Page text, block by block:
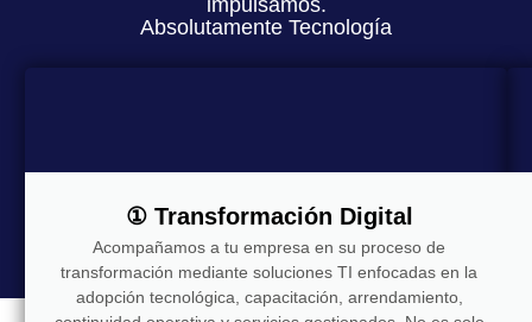
Absolutamente Tecnología
① Transformación Digital
Acompañamos a tu empresa en su proceso de
transformación mediante soluciones TI enfocadas en la
adopción tecnológica, capacitación, arrendamiento,